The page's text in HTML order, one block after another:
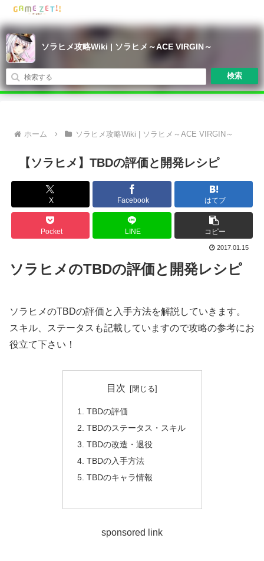
ソラヒメ攻略Wiki | ソラヒメ～ACE VIRGIN～
検索
ホーム ソラヒメ攻略Wiki | ソラヒメ～ACE VIRGIN～
【ソラヒメ】TBDの評価と開発レシピ
X Facebook はてブ
Pocket LINE コピー
2017.01.15
ソラヒメのTBDの評価と開発レシピ
ソラヒメのTBDの評価と入手方法を解説していきます。
スキル、ステータスも記載していますので攻略の参考にお
役立て下さい！
目次
TBDの評価
TBDのステータス・スキル
TBDの改造・退役
TBDの入手方法
TBDのキャラ情報
sponsored link